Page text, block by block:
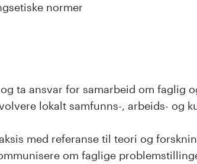
normer
ta ansvar for samarbeid om faglig
lokalt samfunns-, arbeids- og
med referanse til teori og
om faglige